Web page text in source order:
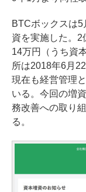
BTCボックスは
資を実施した。
14万円（うち資
所は2018年6月
現在も経営管理
いる。今回の増
務改善への取り
る。